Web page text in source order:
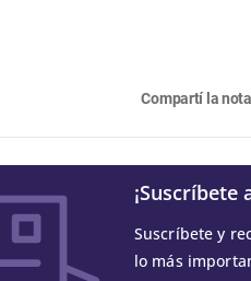
Compartí la
Suscríbete y
lo más